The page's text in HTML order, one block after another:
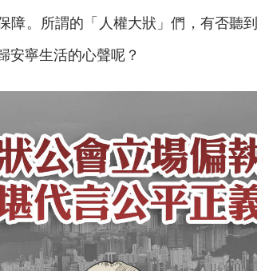
障。所謂的「人權大狀」們，有否聽
安寧生活的心聲呢？